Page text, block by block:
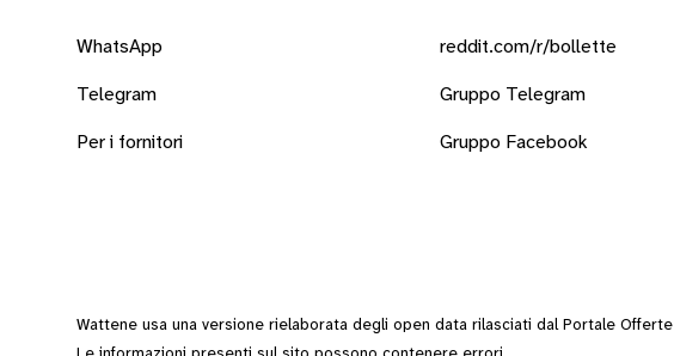
WhatsApp
Telegram
Per i fornitori
reddit.com/r/bollette
Gruppo Telegram
Gruppo Facebook
Wattene usa una versione rielaborata degli open data rilasciati dal Portale Offerte